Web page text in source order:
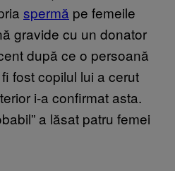
spermă pe femeile
gravide cu un donator
după ce o persoană
fost copilul lui a cerut
i-a confirmat asta.
a lăsat patru femei